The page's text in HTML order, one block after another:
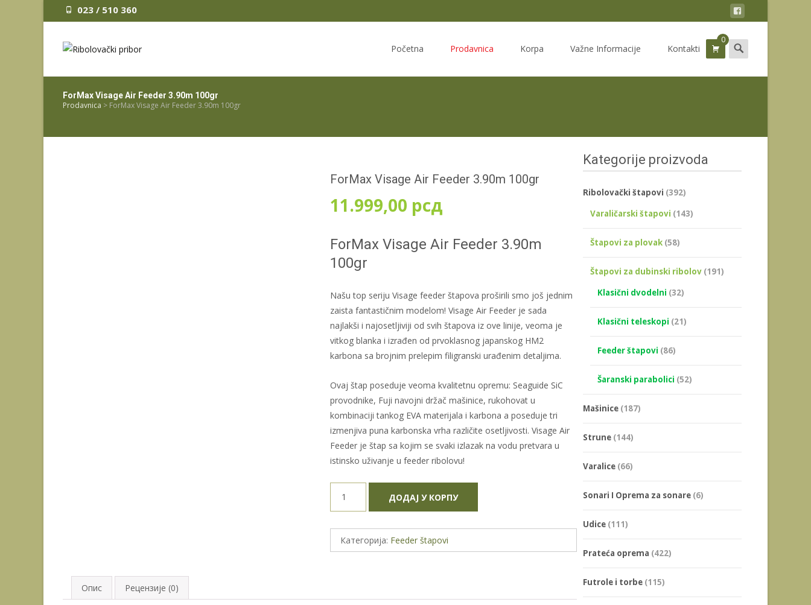
023 / 510 360
Početna Prodavnica Korpa Važne Informacije Kontakti
0 Search
for:
ForMax Visage Air Feeder 3.90m 100gr
Prodavnica > ForMax Visage Air Feeder 3.90m 100gr
ForMax Visage Air Feeder 3.90m 100gr
11.999,00 рсд
ForMax Visage Air Feeder 3.90m
100gr
Našu top seriju Visage feeder štapova proširili smo još jednim
zaista fantastičnim modelom! Visage Air Feeder je sada
najlakši i najosetljiviji od svih štapova iz ove linije, veoma je
vitkog blanka i izrađen od prvoklasnog japanskog HM2
karbona sa brojnim prelepim filigranski urađenim detaljima.
Ovaj štap poseduje veoma kvalitetnu opremu: Seaguide SiC
provodnike, Fuji navojni držač mašinice, rukohovat u
kombinaciji tankog EVA materijala i karbona a poseduje tri
izmenjiva puna karbonska vrha različite osetljivosti. Visage Air
Feeder je štap sa kojim se svaki izlazak na vodu pretvara u
istinsko uživanje u feeder ribolovu!
Feeder
3.90m
ДОДАЈ У КОРПУ
Категорија: Feeder štapovi
Опис Рецензије (0)
Kategorije proizvoda
Ribolovački štapovi (392)
Varaličarski štapovi (143)
Štapovi za plovak (58)
Štapovi za dubinski ribolov (191)
Klasični dvodelni (32)
Klasični teleskopi (21)
Feeder štapovi (86)
Šaranski parabolici (52)
Mašinice (187)
Strune (144)
Varalice (66)
Sonari I Oprema za sonare (6)
Udice (111)
Prateća oprema (422)
Futrole i torbe (115)